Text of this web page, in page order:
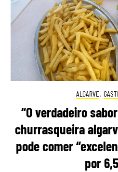
ALGARVE,
“O verdadeiro
churrasqueira
pode comer
por